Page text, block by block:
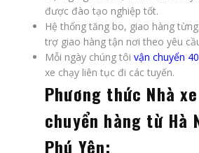
được đào tạo nghiệp tốt.
Hệ thống tăng bo, giao hàng
trợ giao hàng tận nơi theo yêu
Mỗi ngày chúng tôi vận chuyển
xe chạy liên tục đi các tuyến.
Phương thức Nhà
chuyển hàng từ Hà
Phú Yên: